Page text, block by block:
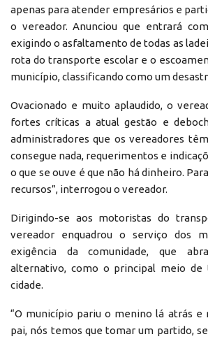
apenas para atender empresários e
o vereador. Anunciou que entrará
exigindo o asfaltamento de todas as
rota do transporte escolar e o
município, classificando como um
Ovacionado e muito aplaudido, o
fortes críticas a atual gestão e
administradores que os vereadores
consegue nada, requerimentos e
o que se ouve é que não há dinheiro.
recursos”, interrogou o vereador.
Dirigindo-se aos motoristas do
vereador enquadrou o serviço dos
exigência da comunidade, que
alternativo, como o principal meio de
cidade.
“O município pariu o menino lá atrás e
pai, nós temos que tomar um partido,